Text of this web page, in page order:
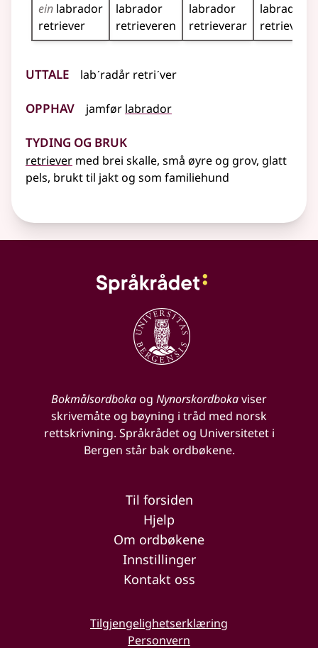
ein labrador
retriever
labrador
retrieveren
labrador
retrieverar
labrador
Uttale labˊradår retriˊver
Opphav jamfør labrador
Tyding og bruk
retriever med brei skalle, små øyre og grov, glatt
pels, brukt til jakt og som familiehund
Bokmålsordbokaog Nynorskordbokaviser
skrivemåte og bøyning i tråd med norsk
rettskrivning. Språkrådet og Universitetet i
Bergen står bak ordbøkene.
Til forsiden
Hjelp
Om ordbøkene
Innstillinger
Kontakt oss
Tilgjengelighetserklæring
Personvern